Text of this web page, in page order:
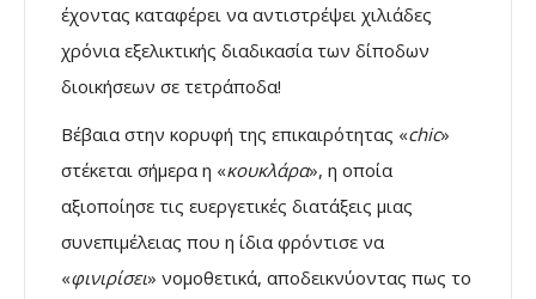
έχοντας καταφέρει να αντιστρέψει χιλιάδες
χρόνια εξελικτικής διαδικασία των δίποδων
διοικήσεων σε τετράποδα!
Βέβαια στην κορυφή της επικαιρότητας «chic»
στέκεται σήμερα η «κουκλάρα», η οποία
αξιοποίησε τις ευεργετικές διατάξεις μιας
συνεπιμέλειας που η ίδια φρόντισε να
«φινιρίσει» νομοθετικά, αποδεικνύοντας πως το